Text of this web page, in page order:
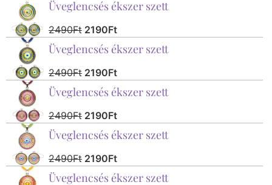
Üveglencsés ékszer szett
2490Ft 2190Ft
Üveglencsés ékszer szett
2490Ft 2190Ft
Üveglencsés ékszer szett
2490Ft 2190Ft
Üveglencsés ékszer szett
2490Ft 2190Ft
Üveglencsés ékszer szett